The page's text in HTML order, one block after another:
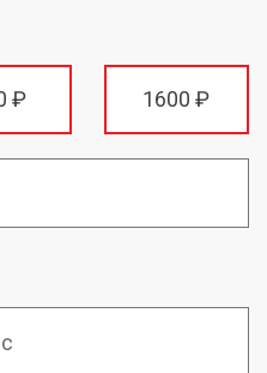
₽ 1600 ₽